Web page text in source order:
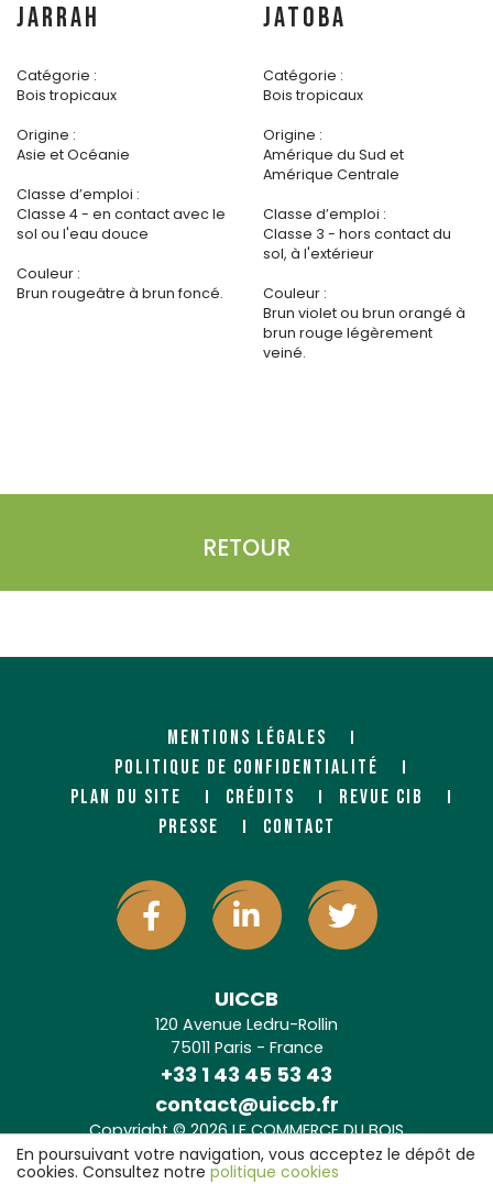
JARRAH
Catégorie :
Bois tropicaux
Origine :
Asie et Océanie
Classe d’emploi :
Classe 4 - en contact avec le
sol ou l'eau douce
Couleur :
Brun rougeâtre à brun foncé.
JATOBA
Catégorie :
Bois tropicaux
Origine :
Amérique du Sud et
Amérique Centrale
Classe d’emploi :
Classe 3 - hors contact du
sol, à l'extérieur
Couleur :
Brun violet ou brun orangé à
brun rouge légèrement
veiné.
RETOUR
MENTIONS LÉGALES
POLITIQUE DE CONFIDENTIALITÉ
PLAN DU SITE
CRÉDITS
REVUE CIB
PRESSE
CONTACT
UICCB
120 Avenue Ledru-Rollin
75011 Paris - France
+33 1 43 45 53 43
contact@uiccb.fr
Copyright © 2026 LE COMMERCE DU BOIS
Agence web Paris: 6LAB
En poursuivant votre navigation, vous acceptez le dépôt de
cookies. Consultez notre politique cookies